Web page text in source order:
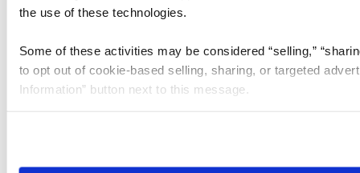
the use of these technologies.
Some of these activities may be considered “selling,”
to opt out of cookie-based selling, sharing, or targeted
Information” button next to this message.
need to be set again.